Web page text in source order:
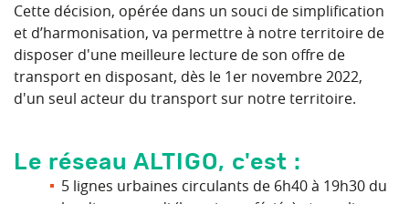
Cette décision, opérée dans un souci de simplification
et d’harmonisation, va permettre à notre territoire de
disposer d'une meilleure lecture de son offre de
transport en disposant, dès le 1er novembre 2022,
d'un seul acteur du transport sur notre territoire.
Le réseau ALTIGO, c'est :
5 lignes urbaines circulants de 6h40 à 19h30 du